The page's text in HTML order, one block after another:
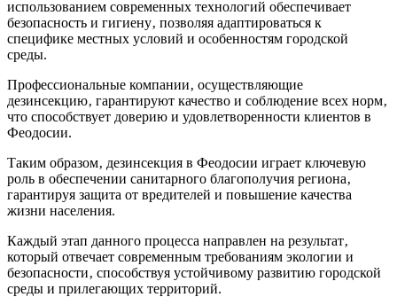
использованием современных технологий обеспечивает
безопасность и гигиену‚ позволяя адаптироваться к
специфике местных условий и особенностям городской
среды.
Профессиональные компании‚ осуществляющие
дезинсекцию‚ гарантируют качество и соблюдение всех норм‚
что способствует доверию и удовлетворенности клиентов в
Феодосии.
Таким образом‚ дезинсекция в Феодосии играет ключевую
роль в обеспечении санитарного благополучия региона‚
гарантируя защита от вредителей и повышение качества
жизни населения.
Каждый этап данного процесса направлен на результат‚
который отвечает современным требованиям экологии и
безопасности‚ способствуя устойчивому развитию городской
среды и прилегающих территорий.